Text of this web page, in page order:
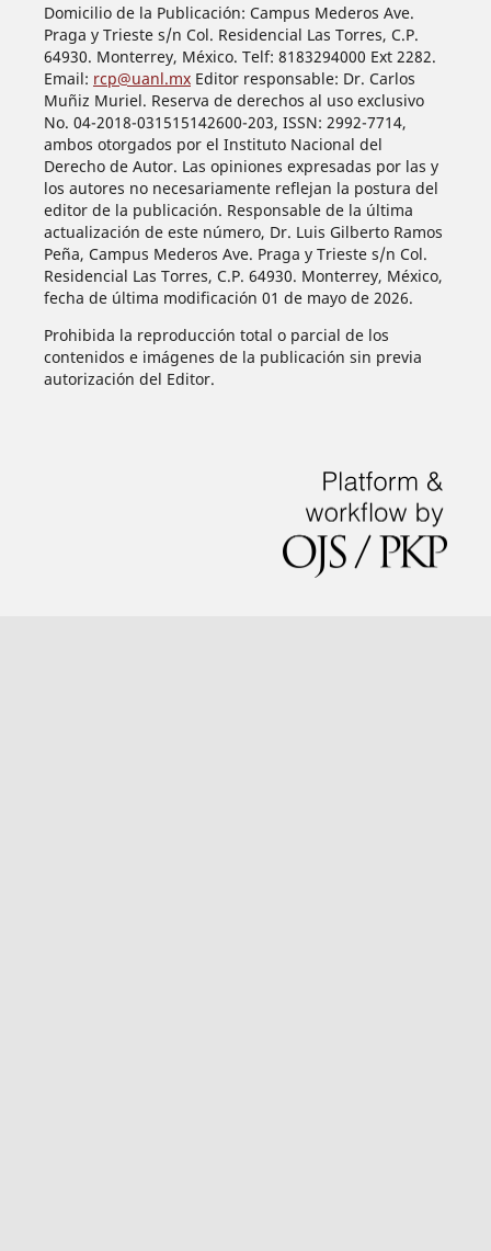
Domicilio de la Publicación: Campus Mederos Ave.
Praga y Trieste s/n Col. Residencial Las Torres, C.P.
64930. Monterrey, México. Telf: 8183294000 Ext 2282.
Email: rcp@uanl.mxEditor responsable: Dr. Carlos
Muñiz Muriel. Reserva de derechos al uso exclusivo
No. 04-2018-031515142600-203, ISSN: 2992-7714,
ambos otorgados por el Instituto Nacional del
Derecho de Autor. Las opiniones expresadas por las y
los autores no necesariamente reflejan la postura del
editor de la publicación. Responsable de la última
actualización de este número, Dr. Luis Gilberto Ramos
Peña, Campus Mederos Ave. Praga y Trieste s/n Col.
Residencial Las Torres, C.P. 64930. Monterrey, México,
fecha de última modificación 01 de mayo de 2026.
Prohibida la reproducción total o parcial de los
contenidos e imágenes de la publicación sin previa
autorización del Editor.